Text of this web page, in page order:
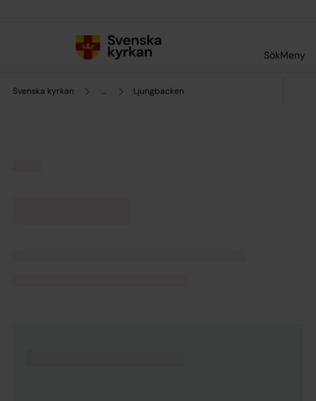
SökMeny
Svenska kyrkan ... Ljungbacken